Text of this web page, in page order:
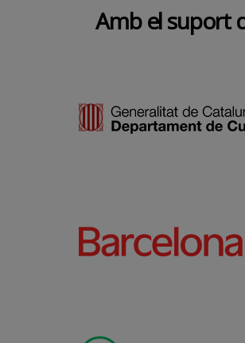
Amb el suport